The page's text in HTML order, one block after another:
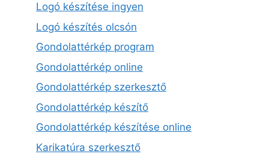
Logó készítése ingyen
Logó készítés olcsón
Gondolattérkép program
Gondolattérkép online
Gondolattérkép szerkesztő
Gondolattérkép készítő
Gondolattérkép készítése online
Karikatúra szerkesztő